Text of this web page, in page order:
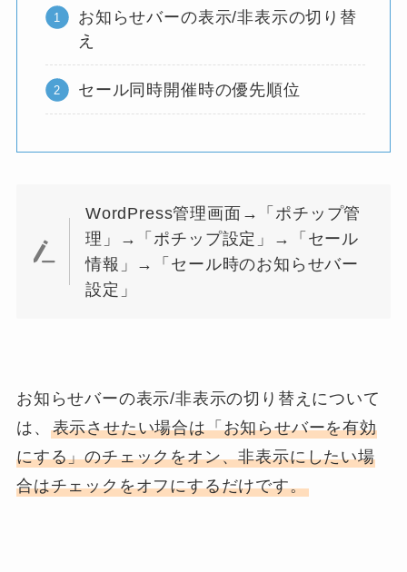
お知らせバーの表示/非表示の切り替
え
セール同時開催時の優先順位
WordPress管理画面→「ポチップ管
理」→「ポチップ設定」→「セール
情報」→「セール時のお知らせバー
設定」
お知らせバーの表示/非表示の切り替えについて
は、 表示させたい場合は「お知らせバーを有効
にする」のチェックをオン、非表示にしたい場
合はチェックをオフにするだけです。